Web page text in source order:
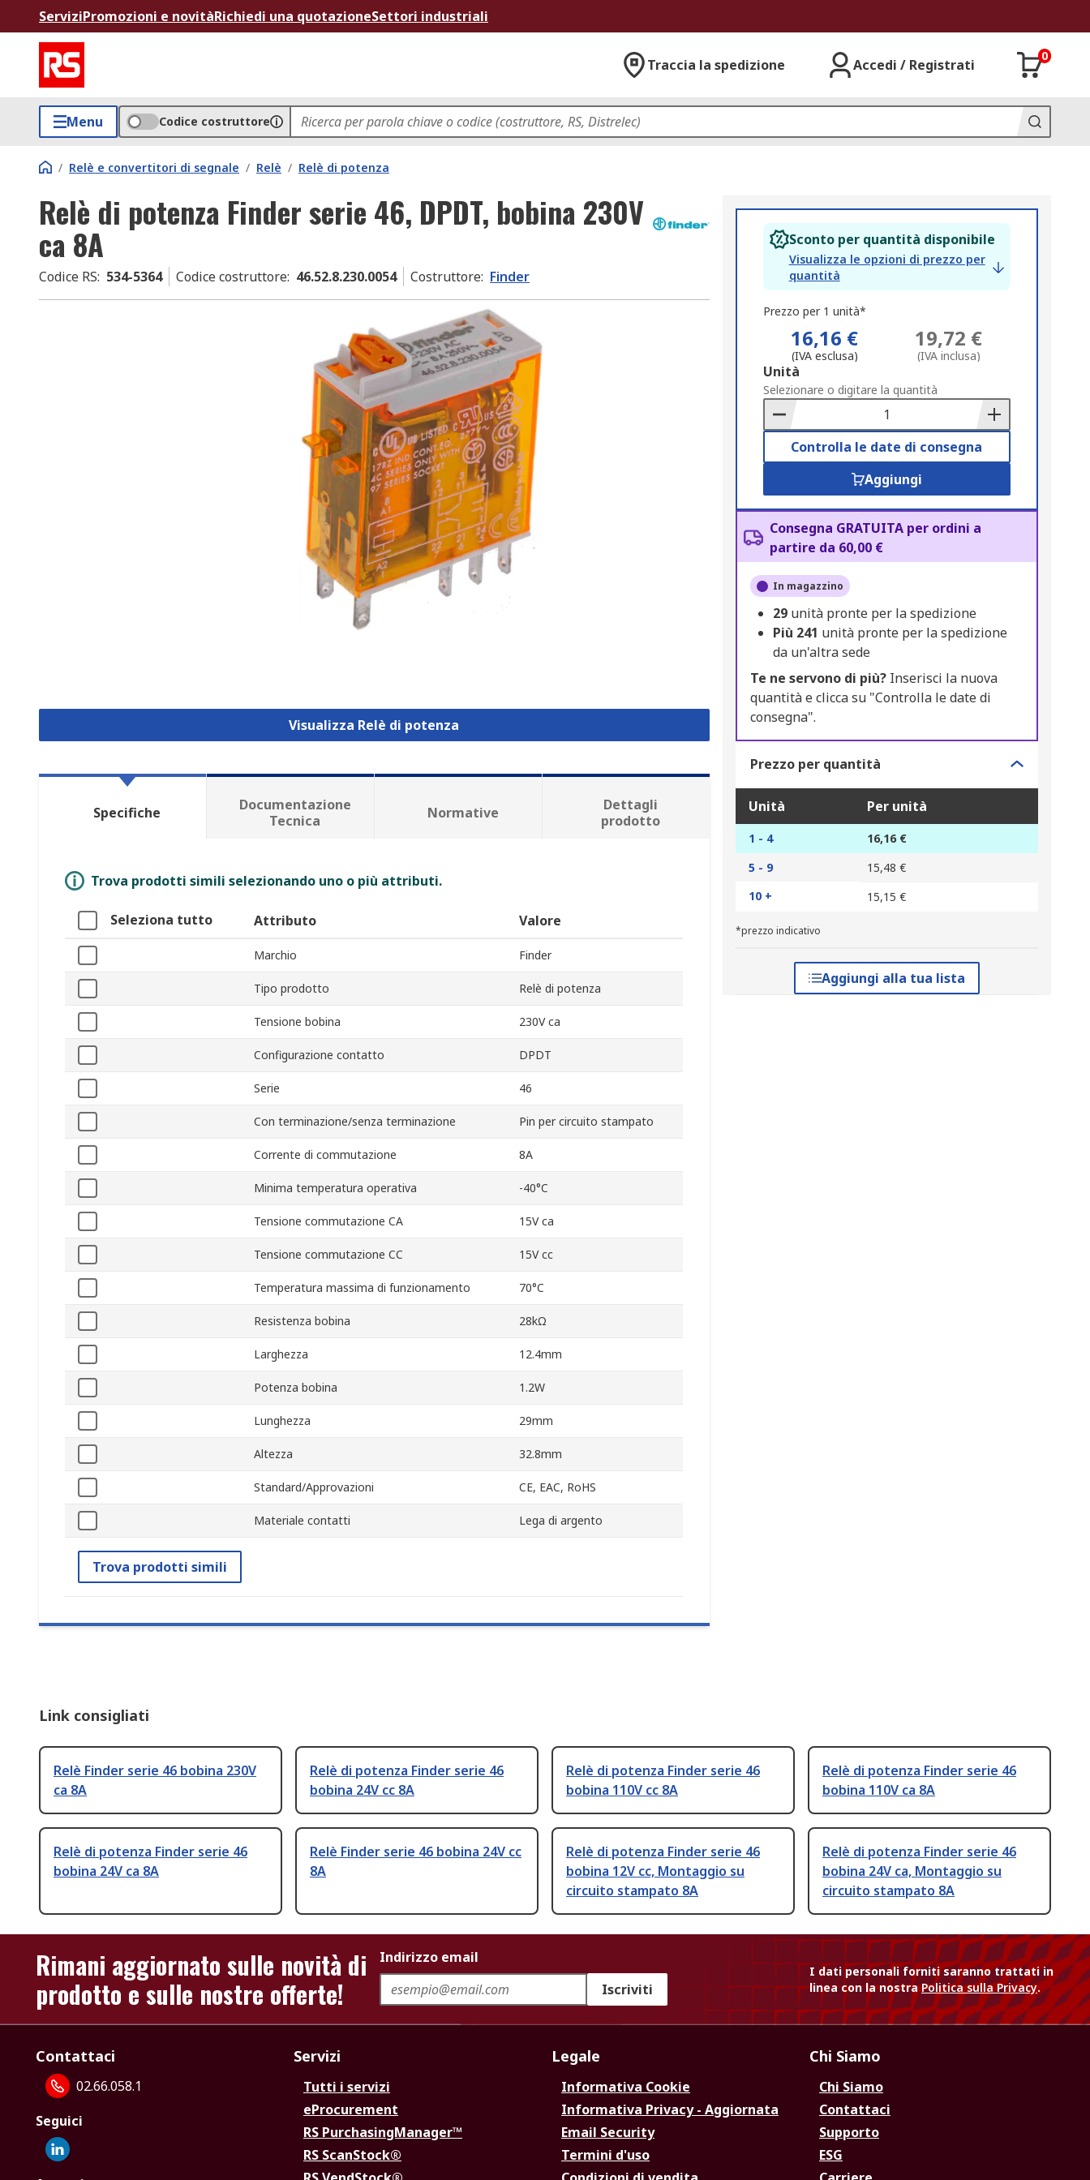
ServiziPromozioni e novitàRichiedi una quotazioneSettori industriali
Traccia la spedizione Accedi / Registrati
0
Menu Codice costruttore
/ Relè e convertitori di segnale / Relè / Relè di potenza
Relè di potenza Finder serie 46, DPDT, bobina 230V
ca 8A
Codice RS: 534-5364 Codice costruttore: 46.52.8.230.0054 Costruttore: Finder
Visualizza Relè di potenza
Sconto per quantità disponibile
Visualizza le opzioni di prezzo per
quantità
Prezzo per 1 unità*
16,16 €
(IVA esclusa)
19,72 €
(IVA inclusa)
Add
to
Basket
Unità
Selezionare o digitare la quantità
Controlla le date di consegna
Aggiungi
Consegna GRATUITA per ordini a
partire da 60,00 €
In magazzino
29 unità pronte per la spedizione
Più 241 unità pronte per la spedizione
da un'altra sede
Te ne servono di più?Inserisci la nuova
quantità e clicca su "Controlla le date di
consegna".
Prezzo per quantità
Unità Per unità
1 - 4
16,16 €
5 - 9
15,48 €
10 +
15,15 €
*prezzo indicativo
Aggiungi alla tua lista
Specifiche
Documentazione
Tecnica
Normative
Dettagli
prodotto
Trova prodotti simili selezionando uno o più attributi.
Seleziona tutto Attributo Valore
Marchio Finder
Tipo prodotto Relè di potenza
Tensione bobina 230V ca
Configurazione contatto DPDT
Serie 46
Con terminazione/senza terminazione Pin per circuito stampato
Corrente di commutazione 8A
Minima temperatura operativa -40°C
Tensione commutazione CA 15V ca
Tensione commutazione CC 15V cc
Temperatura massima di funzionamento 70°C
Resistenza bobina 28kΩ
Larghezza 12.4mm
Potenza bobina 1.2W
Lunghezza 29mm
Altezza 32.8mm
Standard/Approvazioni CE, EAC, RoHS
Materiale contatti Lega di argento
Trova prodotti simili
Link consigliati
Relè Finder serie 46 bobina 230V
ca 8A
Relè di potenza Finder serie 46
bobina 24V cc 8A
Relè di potenza Finder serie 46
bobina 110V cc 8A
Relè di potenza Finder serie 46
bobina 110V ca 8A
Relè di potenza Finder serie 46
bobina 24V ca 8A
Relè Finder serie 46 bobina 24V cc
8A
Relè di potenza Finder serie 46
bobina 12V cc, Montaggio su
circuito stampato 8A
Relè di potenza Finder serie 46
bobina 24V ca, Montaggio su
circuito stampato 8A
Rimani aggiornato sulle novità di
prodotto e sulle nostre offerte!
Indirizzo email
Iscriviti
I dati personali forniti saranno trattati in
linea con la nostraPolitica sulla Privacy.
Contattaci
02.66.058.1
Seguici
Servizi
Tutti i servizi
eProcurement
RS PurchasingManager™
RS ScanStock®
Legale
Informativa Cookie
Informativa Privacy - Aggiornata
Email Security
Termini d'uso
Chi Siamo
Chi Siamo
Contattaci
Supporto
ESG